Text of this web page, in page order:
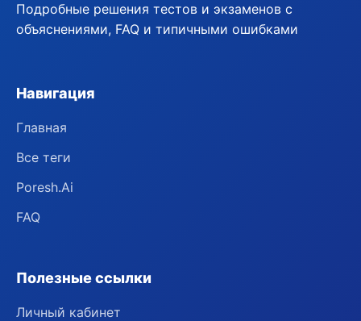
Подробные решения тестов и экзаменов с
объяснениями, FAQ и типичными ошибками
Навигация
Главная
Все теги
Poresh.Ai
FAQ
Полезные ссылки
Личный кабинет